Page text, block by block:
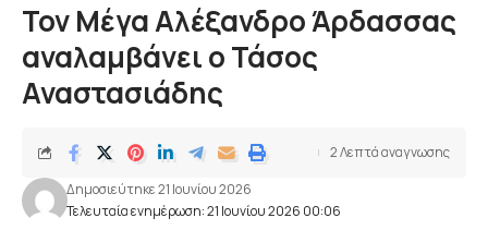
Τον Μέγα Αλέξανδρο Άρδασσας
αναλαμβάνει ο Τάσος
Αναστασιάδης
Τελευταία ενημέρωση: 21 Ιουνίου 2026 00:06
Δημοσιεύτηκε 21 Ιουνίου 2026
2 Λεπτά αναγνωσης